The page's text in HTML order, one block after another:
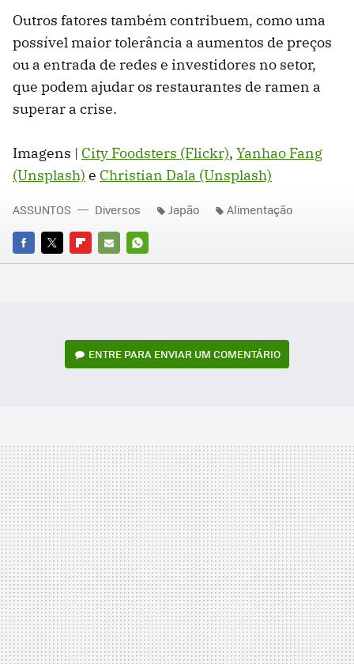
Outros fatores também contribuem, como uma
possível maior tolerância a aumentos de preços
ou a entrada de redes e investidores no setor,
que podem ajudar os restaurantes de ramen a
superar a crise.
Imagens | City Foodsters (Flickr), Yanhao Fang
(Unsplash) e Christian Dala (Unsplash)
FACEBOOK
TWITTERFLIPBOARD
E-
WHATSAPP
ASSUNTOS Diversos Japão Alimentação
ENTRE PARA ENVIAR UM COMENTÁRIO